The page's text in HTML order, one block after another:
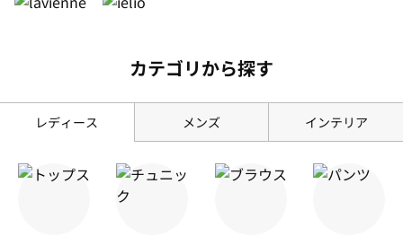
カテゴリから探す
レディース メンズ インテリア